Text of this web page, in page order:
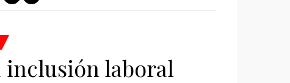
inclusión laboral